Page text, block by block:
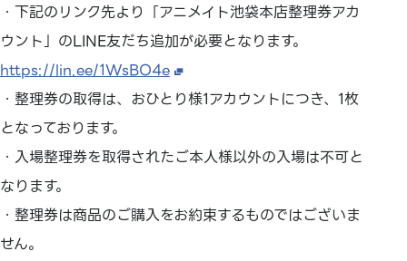
・下記のリンク先より「アニメイト池袋本店整理券アカ
ウント」のLINE友だち追加が必要となります。
https://lin.ee/1WsBO4e
・整理券の取得は、おひとり様1アカウントにつき、1枚
となっております。
・入場整理券を取得されたご本人様以外の入場は不可と
なります。
・整理券は商品のご購入をお約束するものではございま
せん。